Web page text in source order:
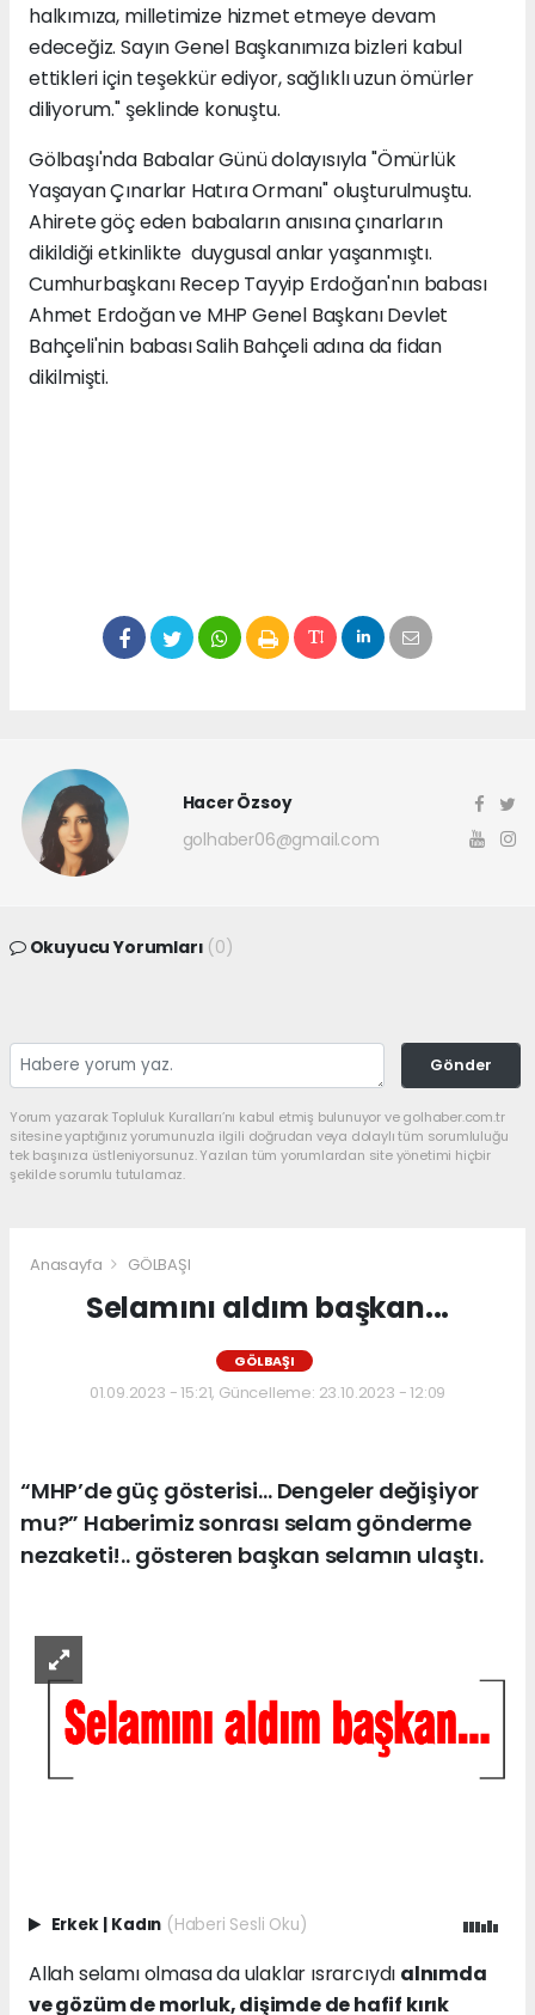
halkımıza, milletimize hizmet etmeye devam
edeceğiz. Sayın Genel Başkanımıza bizleri kabul
ettikleri için teşekkür ediyor, sağlıklı uzun ömürler
diliyorum." şeklinde konuştu.
Gölbaşı'nda Babalar Günü dolayısıyla "Ömürlük
Yaşayan Çınarlar Hatıra Ormanı" oluşturulmuştu.
Ahirete göç eden babaların anısına çınarların
dikildiği etkinlikte duygusal anlar yaşanmıştı.
Cumhurbaşkanı Recep Tayyip Erdoğan'nın babası
Ahmet Erdoğan ve MHP Genel Başkanı Devlet
Bahçeli'nin babası Salih Bahçeli adına da fidan
dikilmişti.
Hacer Özsoy
golhaber06@gmail.com
Okuyucu Yorumları (0)
Gönder
Yorum yazarak Topluluk Kuralları’nı kabul etmiş bulunuyor ve golhaber.com.tr
sitesine yaptığınız yorumunuzla ilgili doğrudan veya dolaylı tüm sorumluluğu
tek başınıza üstleniyorsunuz. Yazılan tüm yorumlardan site yönetimi hiçbir
şekilde sorumlu tutulamaz.
Anasayfa GÖLBAŞI
Selamını aldım başkan...
GÖLBAŞI
01.09.2023 - 15:21, Güncelleme: 23.10.2023 - 12:09
“MHP’de güç gösterisi… Dengeler değişiyor
mu?” Haberimiz sonrası selam gönderme
nezaketi!.. gösteren başkan selamın ulaştı.
Erkek Kadın (Haberi Sesli Oku)
Allah selamı olmasa da ulaklar ısrarcıydı alnımda
ve gözüm de morluk, dişimde de hafif kırık